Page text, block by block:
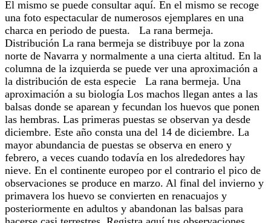
El mismo se puede consultar aquí. En el mismo se recoge
una foto espectacular de numerosos ejemplares en una
charca en periodo de puesta. La rana bermeja.
Distribución La rana bermeja se distribuye por la zona
norte de Navarra y normalmente a una cierta altitud. En la
columna de la izquierda se puede ver una aproximación a
la distribución de esta especie La rana bermeja. Una
aproximación a su biología Los machos llegan antes a las
balsas donde se aparean y fecundan los huevos que ponen
las hembras. Las primeras puestas se observan ya desde
diciembre. Este año consta una del 14 de diciembre. La
mayor abundancia de puestas se observa en enero y
febrero, a veces cuando todavía en los alrededores hay
nieve. En el continente europeo por el contrario el pico de
observaciones se produce en marzo. Al final del invierno y
primavera los huevo se convierten en renacuajos y
posteriormente en adultos y abandonan las balsas para